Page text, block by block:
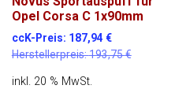
Opel Corsa C 1x90mm
ccK-Preis: 187,94 €
Herstellerpreis:193,75€
inkl. 20 % MwSt.